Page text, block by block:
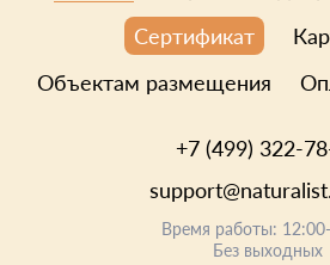
Сертификат
Объектам размещения
+7 (499) 322-
Время работы:
Без выходных